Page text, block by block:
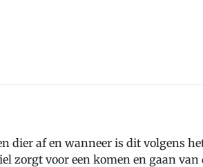
dier af en wanneer is dit volgens
zorgt voor een komen en gaan